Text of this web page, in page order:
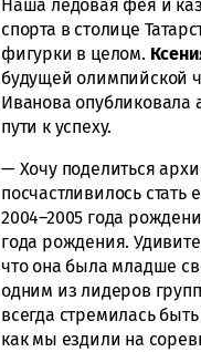
Наша ледовая фея и
спорта в столице
фигурки в целом.
будущей олимпийской
Иванова
пути к успеху.
— Хочу поделиться
посчастливилось
2004–2005 года
года рождения.
что она была младше
одним из лидеров
всегда стремилась
как мы ездили на